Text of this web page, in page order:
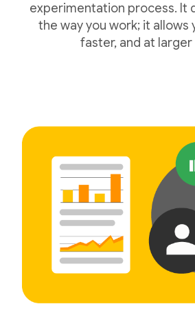
experimentation process. It
the way you work; it allows
faster, and at larger